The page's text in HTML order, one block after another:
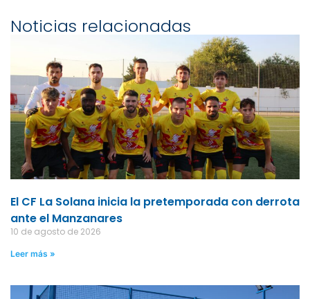
Noticias relacionadas
El CF La Solana inicia la pretemporada con derrota
ante el Manzanares
10 de agosto de 2026
Leer más »